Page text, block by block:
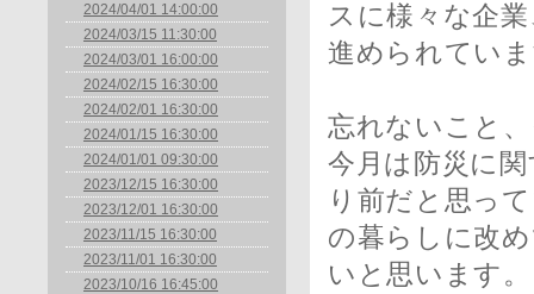
2024/04/01 14:00:00
2024/03/15 11:30:00
2024/03/01 16:00:00
2024/02/15 16:30:00
2024/02/01 16:30:00
2024/01/15 16:30:00
2024/01/01 09:30:00
2023/12/15 16:30:00
2023/12/01 16:30:00
2023/11/15 16:30:00
2023/11/01 16:30:00
2023/10/16 16:45:00
スに様々な企
進められてい
忘れないこと
今月は防災に
り前だと思っ
の暮らしに改
いと思います。